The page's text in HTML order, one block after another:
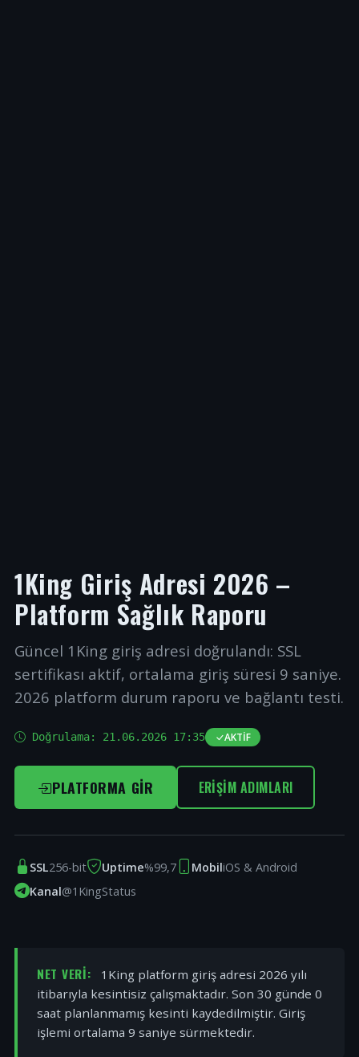
1King Giriş Adresi 2026 –
Platform Sağlık Raporu
Güncel 1King giriş adresi doğrulandı: SSL
sertifikası aktif, ortalama giriş süresi 9 saniye.
2026 platform durum raporu ve bağlantı testi.
Doğrulama: 21.06.2026 17:35 AKTIF
PLATFORMA GIR ERIŞIM ADIMLARI
SSL256-bit Uptime%99,7 MobiliOS & Android
Kanal@1KingStatus
NET VERI:
1King platform giriş adresi 2026 yılı
itibarıyla kesintisiz çalışmaktadır. Son 30 günde 0
saat planlanmamış kesinti kaydedilmiştir. Giriş
işlemi ortalama 9 saniye sürmektedir.